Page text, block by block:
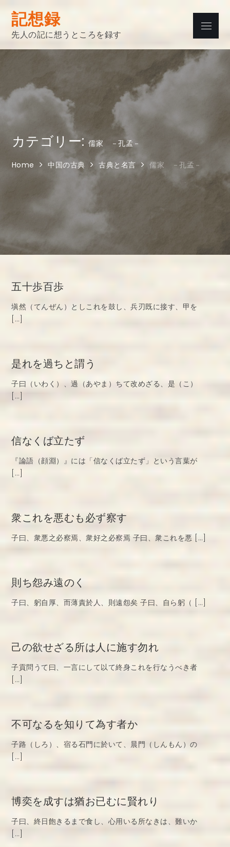
content
記想録
先人の記に想うところを録す
Menu
カテゴリー: 儒家 －孔孟－
Home 中国の古典 古典と名言 儒家 －孔孟－
五十歩百歩
塡然（てんぜん）としこれを鼓し、兵刃既に接す、甲を
[…]
是れを過ちと謂う
子曰（いわく）、過（あやま）ちて改めざる、是（こ）
[…]
信なくば立たず
『論語（顔淵）』には「信なくば立たず」という言葉が
[…]
衆これを悪むも必ず察す
子曰、衆悪之必察焉、衆好之必察焉 子曰、衆これを悪 […]
則ち怨み遠のく
子曰、躬自厚、而薄責於人、則遠怨矣 子曰、自ら躬（ […]
己の欲せざる所は人に施す勿れ
子貢問うて曰、一言にして以て終身これを行なうべき者
[…]
不可なるを知りて為す者か
子路（しろ）、宿る石門に於いて、晨門（しんもん）の
[…]
博奕を成すは猶お已むに賢れり
子曰、終日飽きるまで食し、心用いる所なきは、難いか
[…]